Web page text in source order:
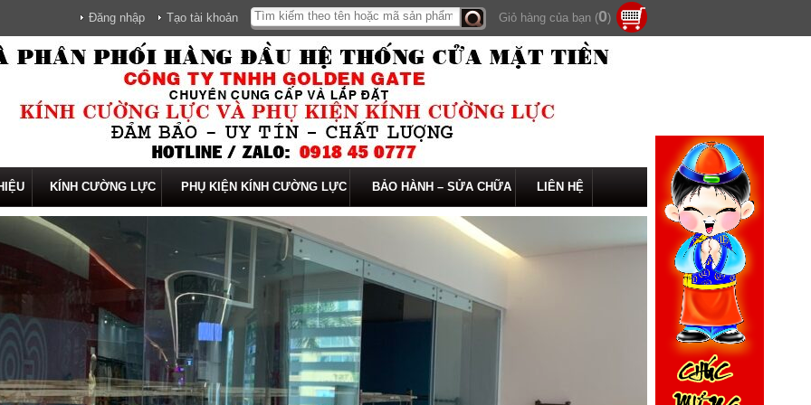
Đăng nhập
Tạo tài khoản
Tìm
Giỏ hàng của bạn (0)
KÍNH CƯỜNG LỰC PHỤ KIỆN KÍNH CƯỜNG LỰC BẢO HÀNH – SỬA CHỮA LIÊN HỆ